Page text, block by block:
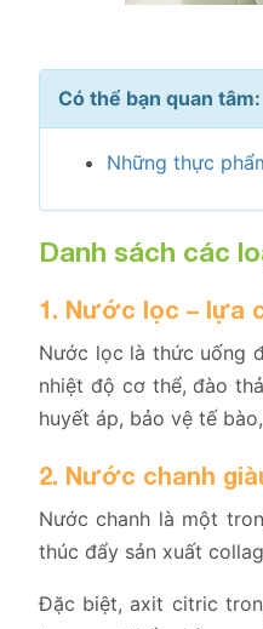
Có thể bạn quan tâm:
Những thực
Danh sách các
1. Nước lọc – lựa
Nước lọc là thức uống
nhiệt độ cơ thể, đào
huyết áp, bảo vệ tế
2. Nước chanh
Nước chanh là một
thúc đẩy sản xuất
Đặc biệt, axit citric